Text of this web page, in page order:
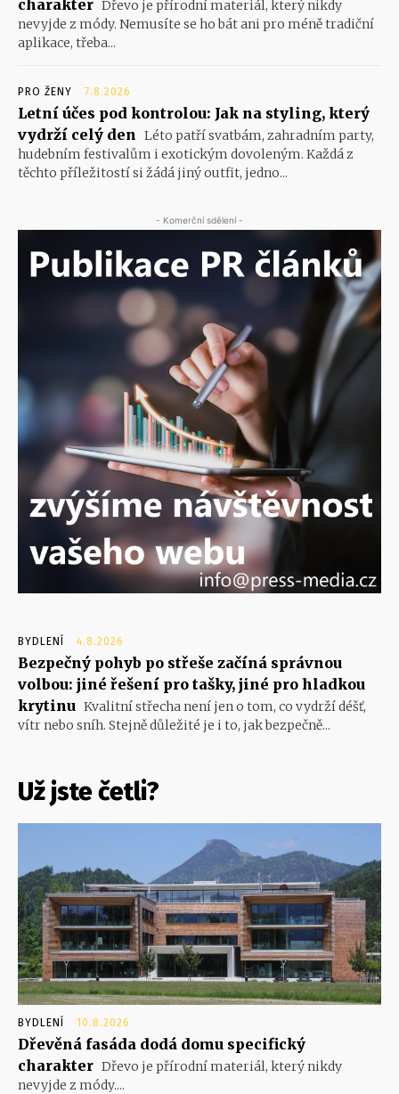
charakter Dřevo je přírodní materiál, který nikdy
nevyjde z módy. Nemusíte se ho bát ani pro méně tradiční
aplikace, třeba...
PRO ŽENY 7.8.2026
Letní účes pod kontrolou: Jak na styling, který
vydrží celý den Léto patří svatbám, zahradním party,
hudebním festivalům i exotickým dovoleným. Každá z
těchto příležitostí si žádá jiný outfit, jedno...
- Komerční sdělení -
BYDLENÍ 4.8.2026
Bezpečný pohyb po střeše začíná správnou
volbou: jiné řešení pro tašky, jiné pro hladkou
krytinu Kvalitní střecha není jen o tom, co vydrží déšť,
vítr nebo sníh. Stejně důležité je i to, jak bezpečně...
Už jste četli?
BYDLENÍ 10.8.2026
Dřevěná fasáda dodá domu specifický
charakter Dřevo je přírodní materiál, který nikdy
nevyjde z módy....